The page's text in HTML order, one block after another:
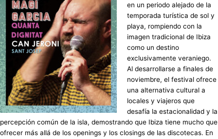
en un periodo alejado de la
temporada turística de sol y
playa, rompiendo con la
imagen tradicional de Ibiza
como un destino
exclusivamente veraniego.
Al desarrollarse a finales de
noviembre, el festival ofrece
una alternativa cultural a
locales y viajeros que
desafía la estacionalidad y la
percepción común de la isla, demostrando que Ibiza tiene mucho que
ofrecer más allá de los openings y los closings de las discotecas. En